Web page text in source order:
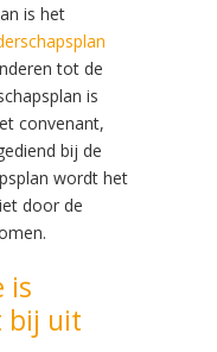
is het
tot de
is
convenant,
bij de
wordt het
door de
is
bij uit